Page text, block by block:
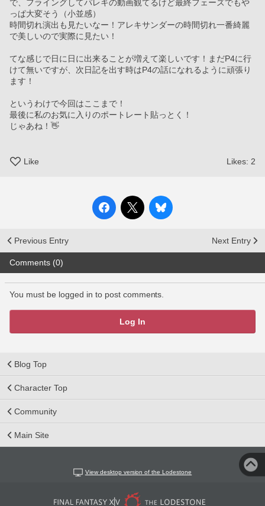
で、フライングしてパレキの動画観てるけど最終フェーズでもや
っぱ大変そう（小並感）
時間切れ演出も見たいなー！アレキサンダーの時間切れ一番綺麗
で美しいので実際に見たい！
てな感じで日に日に出来ることが増えて楽しいです！まだP4に行
けて無いですが、次日記を出す時はP4の話になれるように頑張り
ます！
というわけで今回はここまで！
最後に私のお気に入りのポートレート貼っとく！
じゃあね！👋
Like Likes: 2
Previous Entry Next Entry
Comments (0)
You must be logged in to post comments.
Log In
Blog Top
Character Top
Community
Main Site
View desktop version of the Lodestone